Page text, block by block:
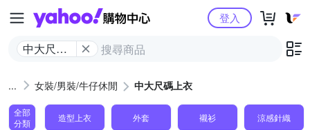
Yahoo購物中心
中大尺碼
登入
女裝/男裝/牛仔休閒 中大尺碼上衣
全部
分類
造型上衣 外套 襯衫 涼感針織